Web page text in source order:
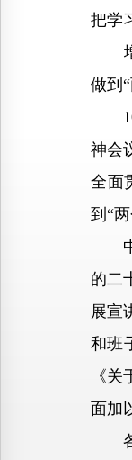
把学
增
做到
10
神会
全面
到“
中
的二
展宣
和班
《
面加
各